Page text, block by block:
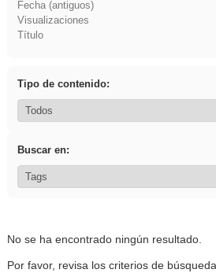
Fecha (antiguos)
Visualizaciones
Título
Tipo de contenido:
Buscar en:
No se ha encontrado ningún resultado.
Por favor, revisa los criterios de